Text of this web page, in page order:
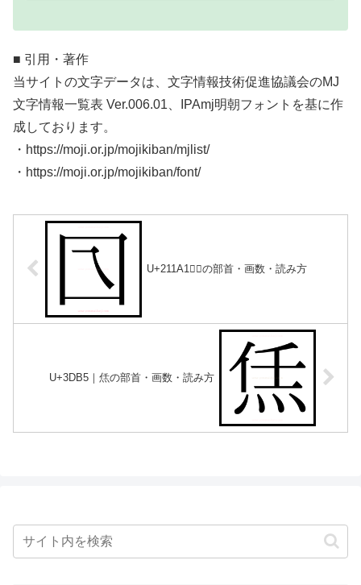
■ 引用・著作
当サイトの文字データは、文字情報技術促進協議会のMJ
文字情報一覧表 Ver.006.01、IPAmj明朝フォントを基に作
成しております。
・https://moji.or.jp/mojikiban/mjlist/
・https://moji.or.jp/mojikiban/font/
U+211A1｜𡆡の部首・画数・読み方
U+3DB5｜㶵の部首・画数・読み方